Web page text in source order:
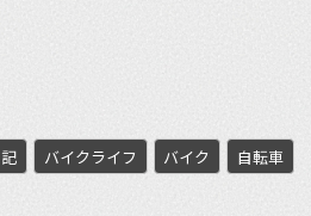
バイクライフ バイク
自転車